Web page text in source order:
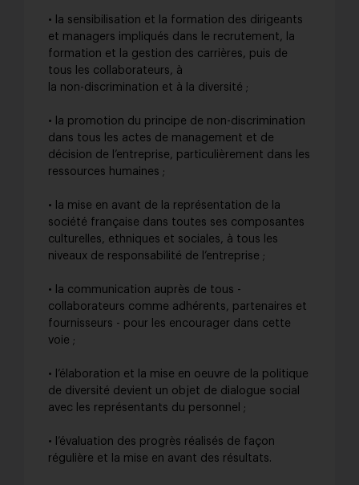
• la sensibilisation et la formation des dirigeants
et managers impliqués dans le recrutement, la
formation et la gestion des carrières, puis de
tous les collaborateurs, à
la non-discrimination et à la diversité ;
• la promotion du principe de non-discrimination
dans tous les actes de management et de
décision de l’entreprise, particulièrement dans les
ressources humaines ;
• la mise en avant de la représentation de la
société française dans toutes ses composantes
culturelles, ethniques et sociales, à tous les
niveaux de responsabilité de l’entreprise ;
• la communication auprès de tous -
collaborateurs comme adhérents, partenaires et
fournisseurs - pour les encourager dans cette
voie ;
• l’élaboration et la mise en oeuvre de la politique
de diversité devient un objet de dialogue social
avec les représentants du personnel ;
• l’évaluation des progrès réalisés de façon
régulière et la mise en avant des résultats.